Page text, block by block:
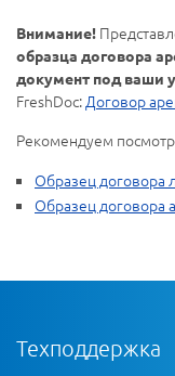
Внимание!
образца договора
документ под ваши
FreshDoc: Договор
Рекомендуем
Образец договора
Образец
Техподдержка